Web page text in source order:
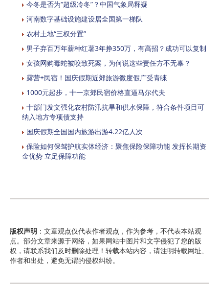
今冬是否为“超级冷冬”？中国气象局释疑
河南数字基础设施建设居全国第一梯队
农村土地“三权分置”
男子弃百万年薪种红薯3年挣350万，有高招？成功可以复制
女孩网购毒蛇被咬致死案，为何说这些责任方不无辜？
露营+民宿！国庆假期近郊旅游微度假广受青睐
1000元起步，十一京郊民宿价格直逼马尔代夫
十部门发文强化农村防汛抗旱和供水保障，符合条件项目可
纳入地方专项债支持
国庆假期全国国内旅游出游4.22亿人次
保险如何保驾护航实体经济：聚焦保险保障功能 发挥长期资
金优势 立足保障功能
版权声明 ：文章观点仅代表作者观点，作为参考，不代表本站观
点。部分文章来源于网络，如果网站中图片和文字侵犯了您的版
权，请联系我们及时删除处理！转载本站内容，请注明转载网址、
作者和出处，避免无谓的侵权纠纷。